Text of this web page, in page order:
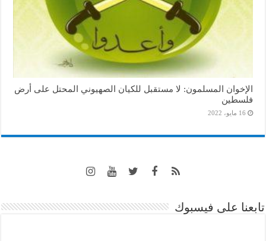
الإخوان المسلمون: لا مستقبل للكيان الصهيوني المحتل على أرض
فلسطين
16 مايو، 2022
تابعنا على فيسبوك